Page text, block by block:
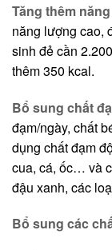
Tăng thêm
năng lượng cao,
sinh đẻ cần
thêm 350 kcal.
Bổ sung chất
đạm/ngày, chất
dụng chất đạm
cua, cá, ốc… và
đậu xanh, các
Bổ sung các